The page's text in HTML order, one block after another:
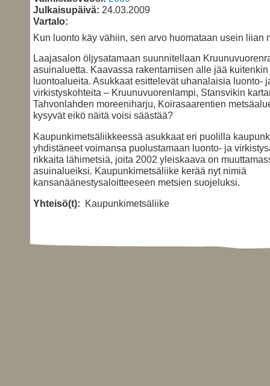
Julkaisupäivä: 24.03.2009
Vartalo:
Kun luonto käy vähiin, sen arvo huomataan usein liian
Laajasalon öljysatamaan suunnitellaan
asuinaluetta. Kaavassa rakentamisen alle jää
luontoalueita. Asukkaat esittelevät uhanalaisia luonto-
virkistyskohteita – Kruunuvuorenlampi, Stansvikin
Tahvonlahden moreeniharju, Koirasaarentien
kysyvät eikö näitä voisi säästää?
Kaupunkimetsäliikkeessä asukkaat eri puolilla
yhdistäneet voimansa puolustamaan luonto- ja
rikkaita lähimetsiä, joita 2002 yleiskaava on
asuinalueiksi. Kaupunkimetsäliike kerää nyt nimiä
kansanäänestysaloitteeseen metsien suojeluksi.
Yhteisö(t): Kaupunkimetsäliike